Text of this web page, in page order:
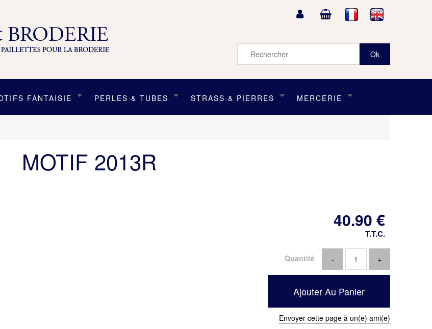
FANTAISIE PERLES & TUBES STRASS & PIERRES MERCERIE
MOTIF 2013R
40.90 €
T.T.C.
Quantité
Envoyer cette page à un(e) ami(e)